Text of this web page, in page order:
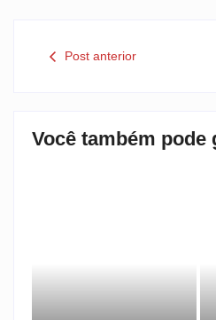
Post anterior
Você também pode